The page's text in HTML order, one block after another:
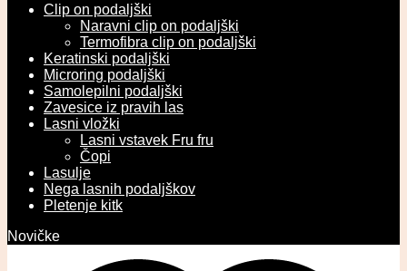
Clip on podaljški
Naravni clip on podaljški
Termofibra clip on podaljški
Keratinski podaljški
Microring podaljški
Samolepilni podaljški
Zavesice iz pravih las
Lasni vložki
Lasni vstavek Fru fru
Čopi
Lasulje
Nega lasnih podaljškov
Pletenje kitk
Novičke